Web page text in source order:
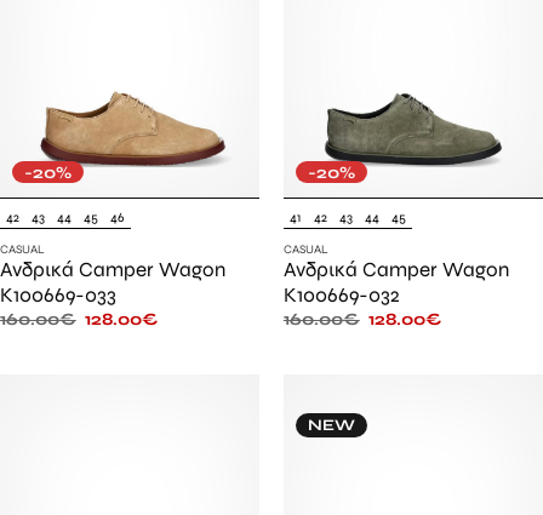
-20%
42 43 44 45 46
CASUAL
Ανδρικά Camper Wagon
K100669-033
160.00€ 128.00€
-20%
41 42 43 44 45
CASUAL
Ανδρικά Camper Wagon
K100669-032
160.00€ 128.00€
NEW